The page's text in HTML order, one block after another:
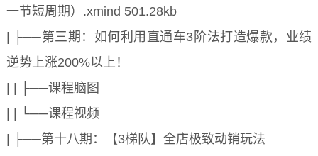
一节短周期）.xmind 501.28kb
| ├──第三期：如何利用直通车3阶法打造爆款，业绩
逆势上涨200%以上！
| | ├──课程脑图
| | └──课程视频
| ├──第十八期：【3梯队】全店极致动销玩法